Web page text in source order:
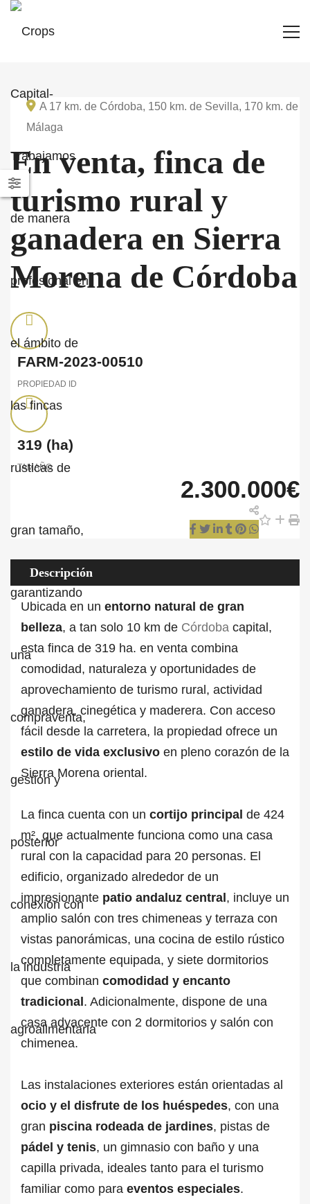
A 17 km. de Córdoba, 150 km. de Sevilla, 170 km. de
Málaga
En venta, finca de
turismo rural y
ganadera en Sierra
Morena de Córdoba
FARM-2023-00510
PROPIEDAD ID
319 (ha)
TAMAÑO
2.300.000€
Descripción
Ubicada en un entorno natural de gran
belleza, a tan solo 10 km de Córdoba capital,
esta finca de 319 ha. en venta combina
comodidad, naturaleza y oportunidades de
aprovechamiento de turismo rural, actividad
ganadera, cinegética y maderera. Con acceso
fácil desde la carretera, la propiedad ofrece un
estilo de vida exclusivo en pleno corazón de la
Sierra Morena oriental.
La finca cuenta con un cortijo principal de 424
m², que actualmente funciona como una casa
rural con la capacidad para 20 personas. El
edificio, organizado alrededor de un
impresionante patio andaluz central , incluye un
amplio salón con tres chimeneas y terraza con
vistas panorámicas, una cocina de estilo rústico
completamente equipada, y siete dormitorios
que combinan comodidad y encanto
tradicional . Adicionalmente, dispone de una
casa adyacente con 2 dormitorios y salón con
chimenea.
Las instalaciones exteriores están orientadas al
ocio y el disfrute de los huéspedes, con una
gran piscina rodeada de jardines, pistas de
pádel y tenis, un gimnasio con baño y una
capilla privada, ideales tanto para el turismo
familiar como para eventos especiales.